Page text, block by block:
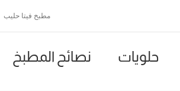
مطبخ فيتا حليب
حلويات نصائح المطبخ